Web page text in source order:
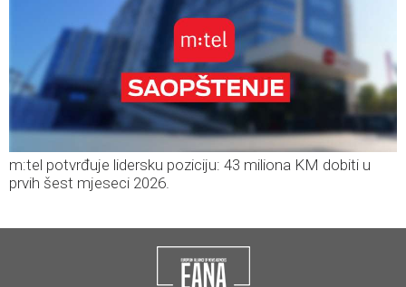
m:tel potvrđuje lidersku poziciju: 43 miliona KM dobiti u
prvih šest mjeseci 2026.